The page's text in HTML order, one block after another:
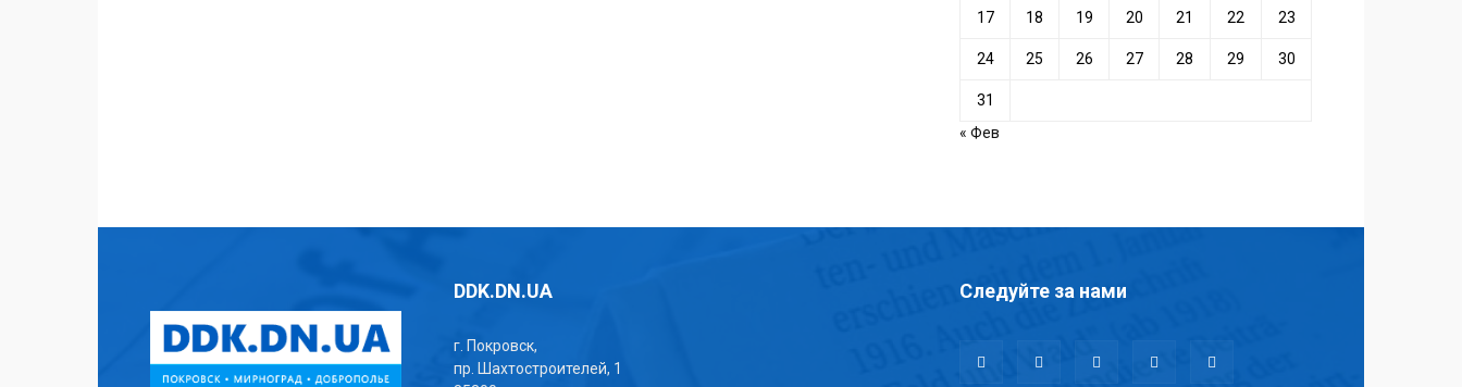
17 18 19 20 21 22 23
24 25 26 27 28 29 30
31
« Фев
DDK.DN.UA
г. Покровск,
пр. Шахтостроителей, 1
Следуйте за нами